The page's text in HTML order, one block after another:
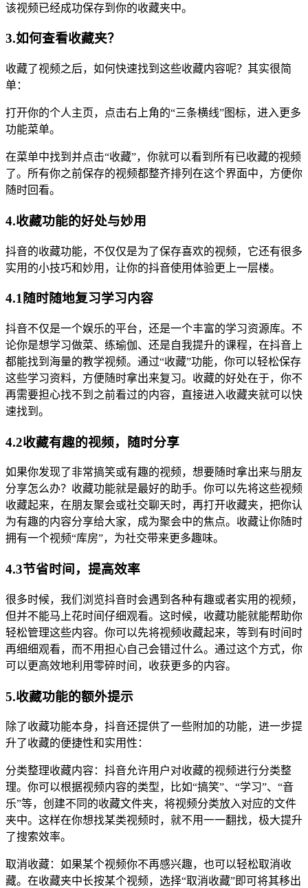
该视频已经成功保存到你的收藏夹中。
3.如何查看收藏夹？
收藏了视频之后，如何快速找到这些收藏内容呢？其实很简
单：
打开你的个人主页，点击右上角的“三条横线”图标，进入更多
功能菜单。
在菜单中找到并点击“收藏”，你就可以看到所有已收藏的视频
了。所有你之前保存的视频都整齐排列在这个界面中，方便你
随时回看。
4.收藏功能的好处与妙用
抖音的收藏功能，不仅仅是为了保存喜欢的视频，它还有很多
实用的小技巧和妙用，让你的抖音使用体验更上一层楼。
4.1随时随地复习学习内容
抖音不仅是一个娱乐的平台，还是一个丰富的学习资源库。不
论你是想学习做菜、练瑜伽、还是自我提升的课程，在抖音上
都能找到海量的教学视频。通过“收藏”功能，你可以轻松保存
这些学习资料，方便随时拿出来复习。收藏的好处在于，你不
再需要担心找不到之前看过的内容，直接进入收藏夹就可以快
速找到。
4.2收藏有趣的视频，随时分享
如果你发现了非常搞笑或有趣的视频，想要随时拿出来与朋友
分享怎么办？收藏功能就是最好的助手。你可以先将这些视频
收藏起来，在朋友聚会或社交聊天时，再打开收藏夹，把你认
为有趣的内容分享给大家，成为聚会中的焦点。收藏让你随时
拥有一个视频“库房”，为社交带来更多趣味。
4.3节省时间，提高效率
很多时候，我们浏览抖音时会遇到各种有趣或者实用的视频，
但并不能马上花时间仔细观看。这时候，收藏功能就能帮助你
轻松管理这些内容。你可以先将视频收藏起来，等到有时间时
再细细观看，而不用担心自己会错过什么。通过这个方式，你
可以更高效地利用零碎时间，收获更多的内容。
5.收藏功能的额外提示
除了收藏功能本身，抖音还提供了一些附加的功能，进一步提
升了收藏的便捷性和实用性：
分类整理收藏内容：抖音允许用户对收藏的视频进行分类整
理。你可以根据视频内容的类型，比如“搞笑”、“学习”、“音
乐”等，创建不同的收藏文件夹，将视频分类放入对应的文件
夹中。这样在你想找某类视频时，就不用一一翻找，极大提升
了搜索效率。
取消收藏：如果某个视频你不再感兴趣，也可以轻松取消收
藏。在收藏夹中长按某个视频，选择“取消收藏”即可将其移出